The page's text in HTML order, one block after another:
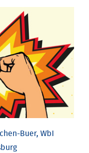
Buer, WbI